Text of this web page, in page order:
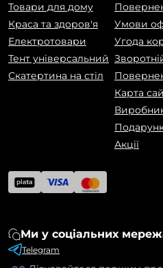
Товари для дому
Краса та здоров'я
Електротовари
Тент універсальний
Скатертина на стіл
Умови
Угода
Карта
Акції
Ми у соціальних
Telegram